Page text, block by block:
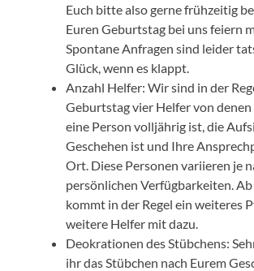
Euch bitte also gerne frühzeitig
Euren Geburtstag bei uns feiern
Spontane Anfragen sind leider
Glück, wenn es klappt.
Anzahl Helfer: Wir sind in der
Geburtstag vier Helfer von
eine Person volljährig ist, die
Geschehen ist und Ihre
Ort. Diese Personen variieren je
persönlichen Verfügbarkeiten.
kommt in der Regel ein weiteres
weitere Helfer mit dazu.
Deokrationen des Stübchens:
ihr das Stübchen nach Eurem